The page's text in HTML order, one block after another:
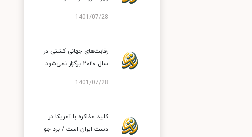
1401/07/28
رقابت‌های جهانی کشتی در
سال ۲۰۲۰ برگزار نمی‌شود
1401/07/28
کلید مذاکره با آمریکا در
دست ایران است / برد جو